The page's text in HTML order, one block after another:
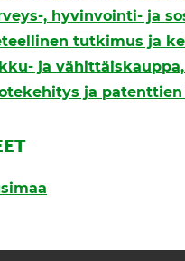
, hyvinvointi- ja
tutkimus ja
ja
ja